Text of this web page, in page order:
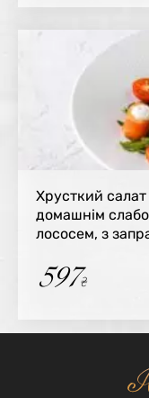
Хрусткий
домашнім
лососем, з
597₴